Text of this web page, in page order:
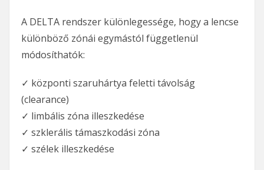
A DELTA rendszer különlegessége, hogy a lencse
különböző zónái egymástól függetlenül
módosíthatók:
✓ központi szaruhártya feletti távolság
(clearance)
✓ limbális zóna illeszkedése
✓ szklerális támaszkodási zóna
✓ szélek illeszkedése